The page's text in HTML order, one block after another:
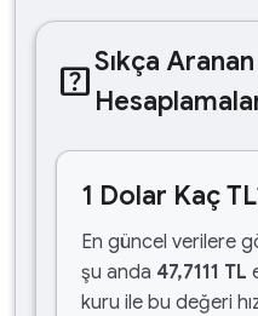
help_centerSıkça
1 Dolar Kaç
En güncel verilere
şu anda 47,7111 TL
kuru ile bu değeri